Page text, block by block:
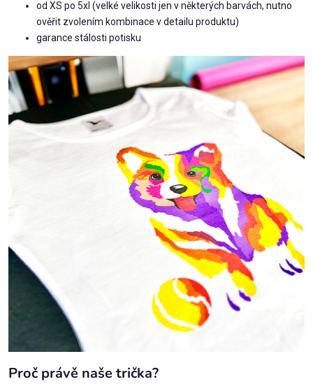
od XS po 5xl (velké velikosti jen v některých barvách, nutno
ověřit zvolením kombinace v detailu produktu)
garance stálosti potisku
Proč právě naše trička?